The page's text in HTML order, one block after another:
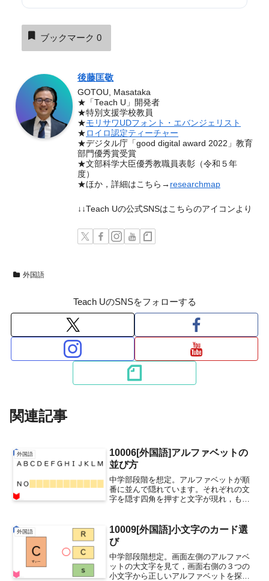
ブックマーク 0
後藤匡敬
GOTOU, Masataka
★「Teach U」開発者
★特別支援学校教員
★モリサワUDフォント・エバンジェリスト
★ ロイロ認定ティーチャー
★デジタル庁「good digital award 2022」教育
部門優秀賞受賞
★文部科学大臣優秀教職員表彰（令和５年
度）
★ほか，詳細はこちら→ researchmap
↓↓Teach Uの公式SNSはこちらのアイコンより
外国語
Teach UのSNSをフォローする
関連記事
外国語
10006[外国語]アルファベットの
並び方
中学部段階を想定。アルファベットが順
番に並んで隠れています。それぞれの文
字を隠す四角を押すと文字が現れ，もう
めくり方次第で，いろいろ使えます。
10006アルファベットの...
外国語
10009[外国語]小文字のカード選
び
中学部段階想定。画面左側のアルファベ
ットの大文字を見て，画面右側の３つの
小文字から正しいアルファベットを探す